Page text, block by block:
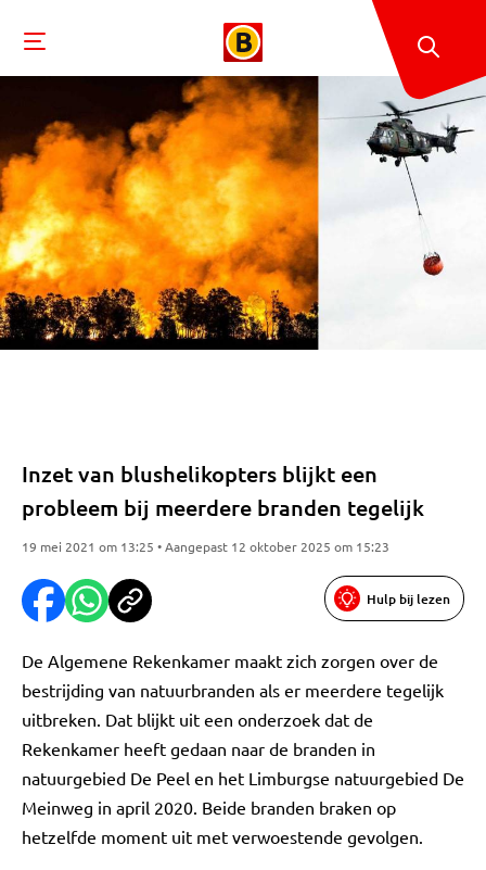
Inzet van blushelikopters blijkt een
probleem bij meerdere branden tegelijk
19 mei 2021 om 13:25 • Aangepast 12 oktober 2025 om 15:23
Hulp bij lezen
De Algemene Rekenkamer maakt zich zorgen over de
bestrijding van natuurbranden als er meerdere tegelijk
uitbreken. Dat blijkt uit een onderzoek dat de
Rekenkamer heeft gedaan naar de branden in
natuurgebied De Peel en het Limburgse natuurgebied De
Meinweg in april 2020. Beide branden braken op
hetzelfde moment uit met verwoestende gevolgen.